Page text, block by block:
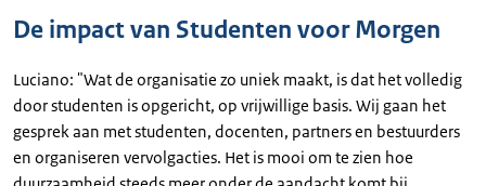
De impact van Studenten voor Morgen
Luciano: "Wat de organisatie zo uniek maakt, is dat het volledig
door studenten is opgericht, op vrijwillige basis. Wij gaan het
gesprek aan met studenten, docenten, partners en bestuurders
en organiseren vervolgacties. Het is mooi om te zien hoe